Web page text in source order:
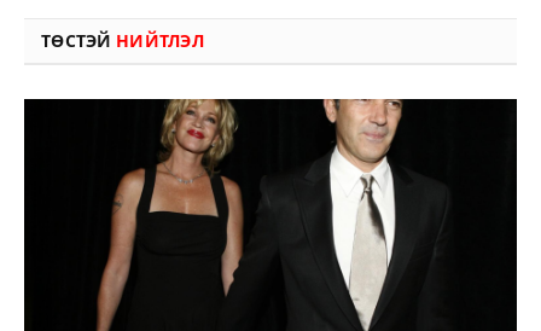
ТӨСТЭЙ НИЙТЛЭЛ